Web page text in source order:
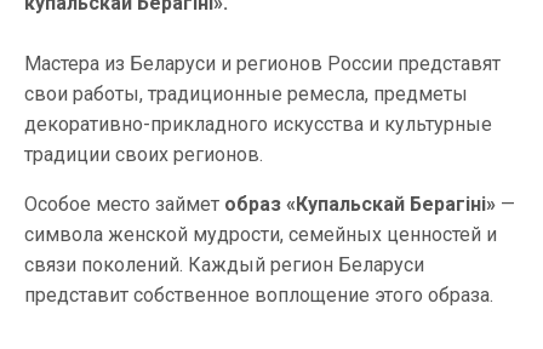
Мастера из Беларуси и регионов России представят
свои работы, традиционные ремесла, предметы
декоративно-прикладного искусства и культурные
традиции своих регионов.
Особое место займет образ «Купальскай Берагіні» —
символа женской мудрости, семейных ценностей и
связи поколений. Каждый регион Беларуси
представит собственное воплощение этого образа.